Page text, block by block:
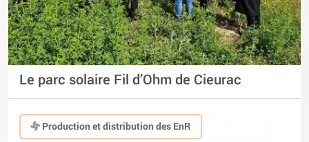
Le parc solaire Fil d’Ohm de Cieurac
Production et distribution des EnR